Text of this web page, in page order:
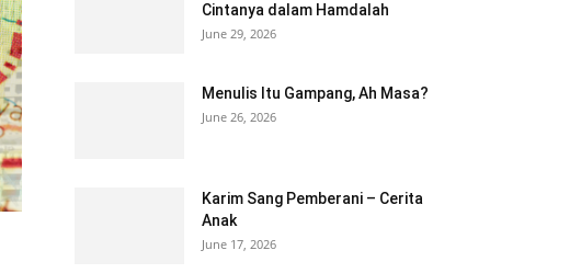
Cintanya dalam Hamdalah
June 29, 2026
Menulis Itu Gampang, Ah Masa?
June 26, 2026
Karim Sang Pemberani – Cerita
Anak
June 17, 2026